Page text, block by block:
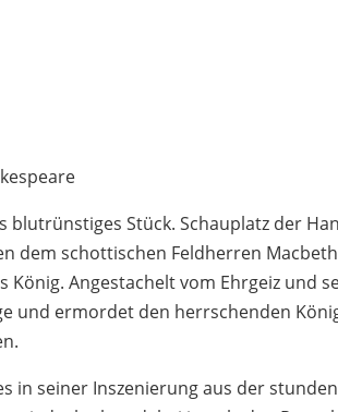
blutrünstiges Stück. Schauplatz der
dem schottischen Feldherren
König. Angestachelt vom Ehrgeiz und
und ermordet den herrschenden
in seiner Inszenierung aus der